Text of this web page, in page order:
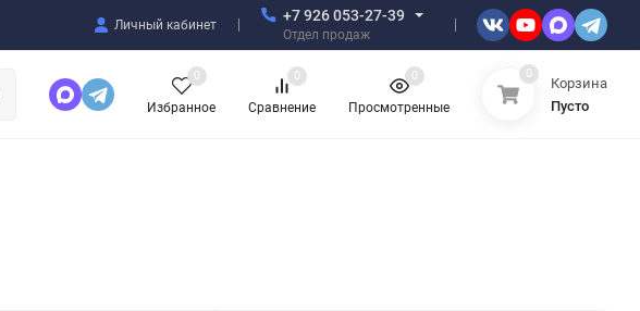
Личный кабинет
+7 926 053-27-39
Отдел продаж
Избранное
0
Сравнение
0
Просмотренные
0 0
Корзина
Пусто